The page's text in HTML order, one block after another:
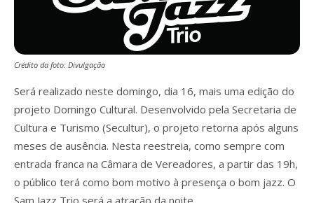
Crédito da foto: Divulgação
Será realizado neste domingo, dia 16, mais uma edição do
projeto Domingo Cultural. Desenvolvido pela Secretaria de
Cultura e Turismo (Secultur), o projeto retorna após alguns
meses de ausência. Nesta reestreia, como sempre com
entrada franca na Câmara de Vereadores, a partir das 19h,
o público terá como bom motivo à presença o bom jazz. O
Sam Jazz Trio será a atração da noite.